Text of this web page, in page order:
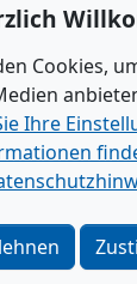
|
bevorzugte
Cookies,
Ihre